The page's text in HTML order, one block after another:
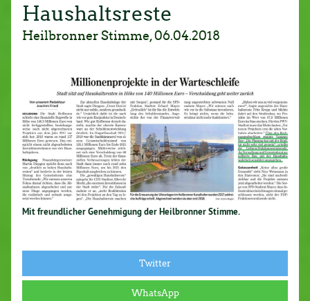
Haushaltsreste
Heilbronner Stimme, 06.04.2018
Mit freundlicher Genehmigung der Heilbronner Stimme.
Twitter
WhatsApp